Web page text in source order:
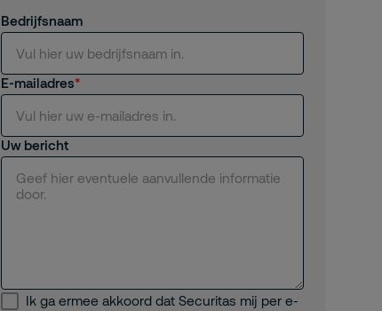
Bedrijfsnaam
E-mailadres
Uw bericht
Ik ga ermee akkoord dat Securitas mij per e-